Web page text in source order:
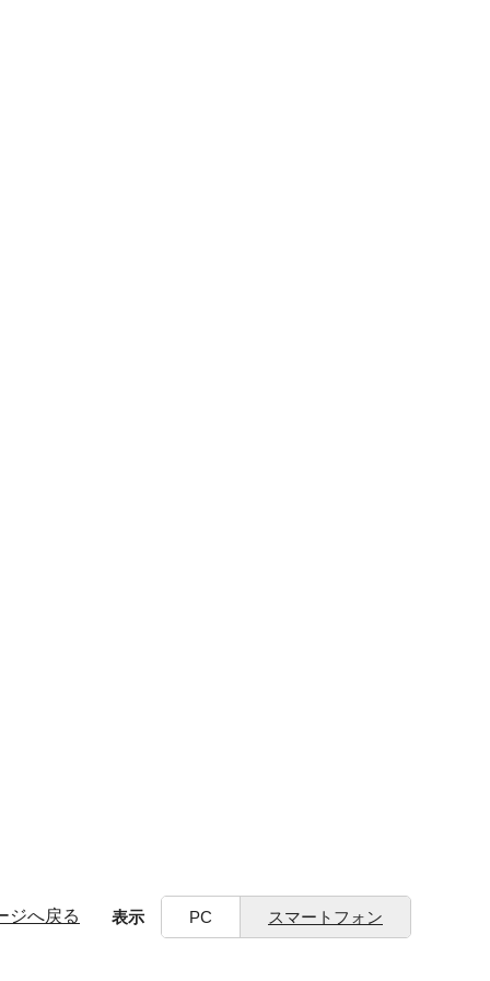
ジへ戻る 表示 PC スマートフォン